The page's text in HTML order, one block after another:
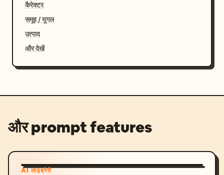
कैरेक्टर
समूह / युगल
उत्पाद
और देखें
और prompt features
AI लाइब्रेरी